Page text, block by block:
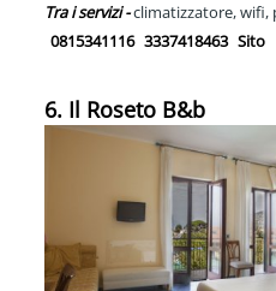
Tra i servizi -climatizzatore, wifi,
0815341116 3337418463 Sito
6. Il Roseto B&b